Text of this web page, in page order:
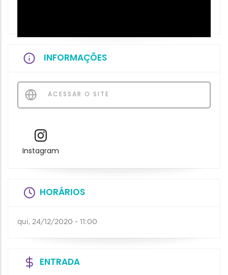
INFORMAÇÕES
ACESSAR O SITE
Instagram
HORÁRIOS
qui, 24/12/2020 - 11:00
ENTRADA